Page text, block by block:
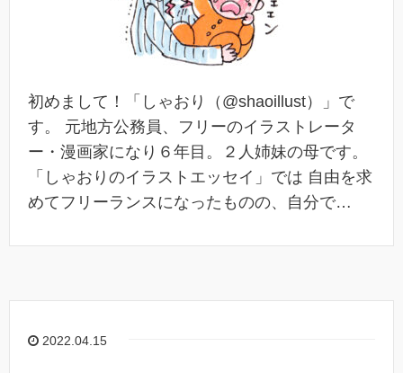
初めまして！「しゃおり（@shaoillust）」で
す。 元地方公務員、フリーのイラストレータ
ー・漫画家になり６年目。２人姉妹の母です。
「しゃおりのイラストエッセイ」では 自由を求
めてフリーランスになったものの、自分で…
2022.04.15